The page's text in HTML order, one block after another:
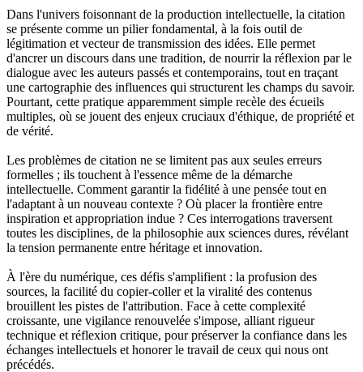
Dans l'univers foisonnant de la production intellectuelle, la citation
se présente comme un pilier fondamental, à la fois outil de
légitimation et vecteur de transmission des idées. Elle permet
d'ancrer un discours dans une tradition, de nourrir la réflexion par le
dialogue avec les auteurs passés et contemporains, tout en traçant
une cartographie des influences qui structurent les champs du savoir.
Pourtant, cette pratique apparemment simple recèle des écueils
multiples, où se jouent des enjeux cruciaux d'éthique, de propriété et
de vérité.
Les problèmes de citation ne se limitent pas aux seules erreurs
formelles ; ils touchent à l'essence même de la démarche
intellectuelle. Comment garantir la fidélité à une pensée tout en
l'adaptant à un nouveau contexte ? Où placer la frontière entre
inspiration et appropriation indue ? Ces interrogations traversent
toutes les disciplines, de la philosophie aux sciences dures, révélant
la tension permanente entre héritage et innovation.
À l'ère du numérique, ces défis s'amplifient : la profusion des
sources, la facilité du copier-coller et la viralité des contenus
brouillent les pistes de l'attribution. Face à cette complexité
croissante, une vigilance renouvelée s'impose, alliant rigueur
technique et réflexion critique, pour préserver la confiance dans les
échanges intellectuels et honorer le travail de ceux qui nous ont
précédés.